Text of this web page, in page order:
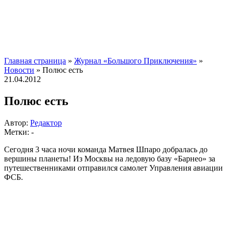
Главная страница » Журнал «Большого Приключения» »
Новости » Полюс есть
21.04.2012
Полюс есть
Автор: Редактор
Метки: -
Сегодня 3 часа ночи команда Матвея Шпаро добралась до
вершины планеты! Из Москвы на ледовую базу «Барнео» за
путешественниками отправился самолет Управления авиации
ФСБ.